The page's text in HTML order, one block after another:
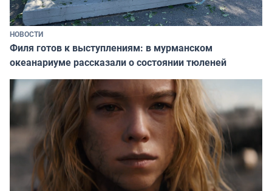
НОВОСТИ
Филя готов к выступлениям: в мурманском
океанариуме рассказали о состоянии тюленей